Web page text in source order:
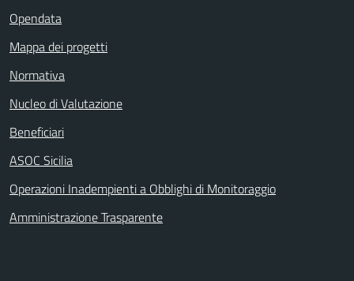
Opendata
Mappa dei progetti
Normativa
Nucleo di Valutazione
Beneficiari
ASOC Sicilia
Operazioni Inadempienti a Obblighi di Monitoraggio
Amministrazione Trasparente